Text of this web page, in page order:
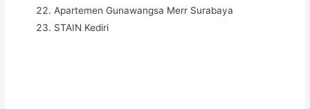
Apartemen Gunawangsa Merr Surabaya
STAIN Kediri